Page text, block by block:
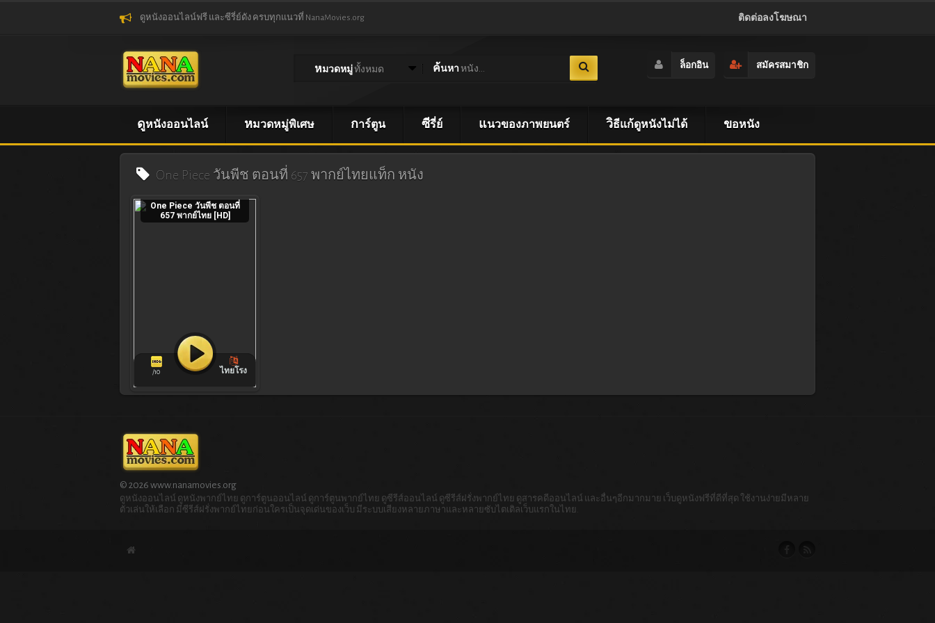
ดูหนังออนไลน์ฟรี และซีรี่ย์ดัง ครบทุกแนวที่ NanaMovies.org ติดต่อลงโฆษณา
หมวดหมู่ทั้งหมด ค้นหา หนัง... ล็อกอิน สมัครสมาชิก
ดูหนังออนไลน์ หมวดหมู่พิเศษ การ์ตูน ซีรี่ย์ แนวของภาพยนตร์ วิธีแก้ดูหนังไม่ได้ ขอหนัง
One Piece วันพีช ตอนที่ 657 พากย์ไทยแท็ก หนัง
One Piece วันพีช ตอนที่
657 พากย์ไทย [HD]
/10 ไทยโรง
© 2026 www.nanamovies.org
ดูหนังออนไลน์ ดูหนังพากย์ไทย ดูการ์ตูนออนไลน์ ดูการ์ตูนพากย์ไทย ดูซีรีส์ออนไลน์ ดูซีรีส์ฝรั่งพากย์ไทย ดูสารคดีออนไลน์ และอื่นๆอีกมากมาย เว็บดูหนังฟรีที่ดีที่สุด ใช้งานง่ายมีหลาย
ตัวเล่นให้เลือก มีซีรีส์ฝรั่งพากย์ไทยก่อนใครเป็นจุดเด่นของเว็บ มีระบบเสียงหลายภาษาและหลายซับไตเติลเว็บแรกในไทย.